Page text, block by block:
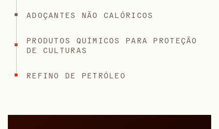
ADOÇANTES NÃO CALÓRICOS
PRODUTOS QUÍMICOS PARA PROTEÇÃO
DE CULTURAS
REFINO DE PETRÓLEO